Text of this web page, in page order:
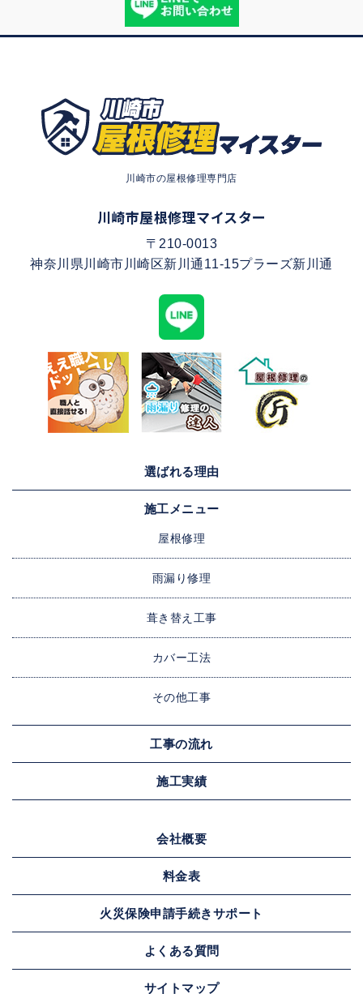
川崎市の屋根修理専門店
川崎市屋根修理マイスター
〒210-0013
神奈川県川崎市川崎区新川通11-15プラーズ新川通
選ばれる理由
施工メニュー
屋根修理
雨漏り修理
葺き替え工事
カバー工法
その他工事
工事の流れ
施工実績
会社概要
料金表
火災保険申請手続きサポート
よくある質問
サイトマップ